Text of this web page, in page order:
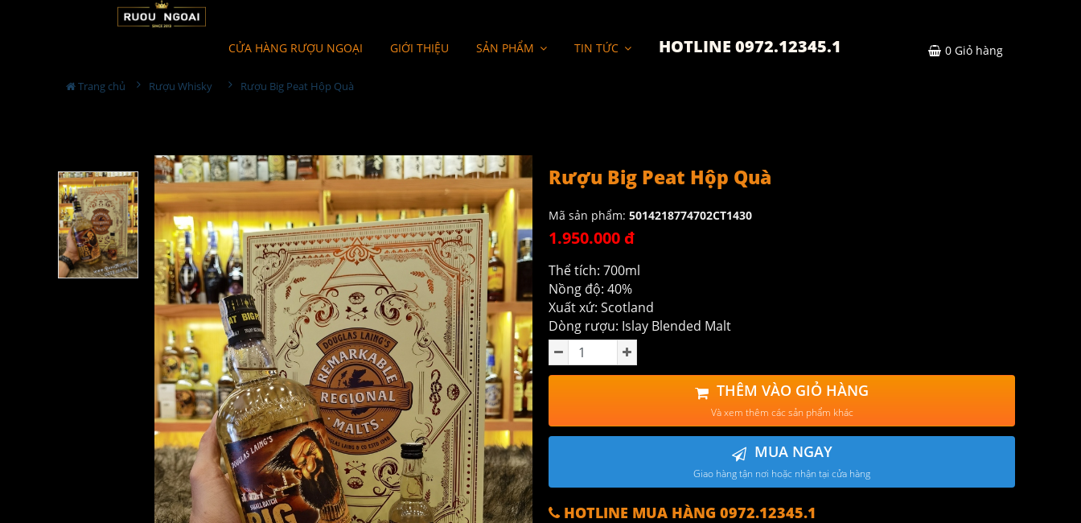
CỬA HÀNG RƯỢU NGOẠI GIỚI THIỆU SẢN PHẨM TIN TỨC HOTLINE 0972.12345.1 0 Giỏ hàng
Trang chủ Rượu Whisky Rượu Big Peat Hộp Quà
Rượu Big Peat Hộp Quà
Mã sản phẩm: 5014218774702CT1430
1.950.000 đ
Thể tích: 700ml
Nồng độ: 40%
Xuất xứ: Scotland
Dòng rượu: Islay Blended Malt
THÊM VÀO GIỎ HÀNG
Và xem thêm các sản phẩm khác
MUA NGAY
Giao hàng tận nơi hoặc nhận tại cửa hàng
HOTLINE MUA HÀNG 0972.12345.1